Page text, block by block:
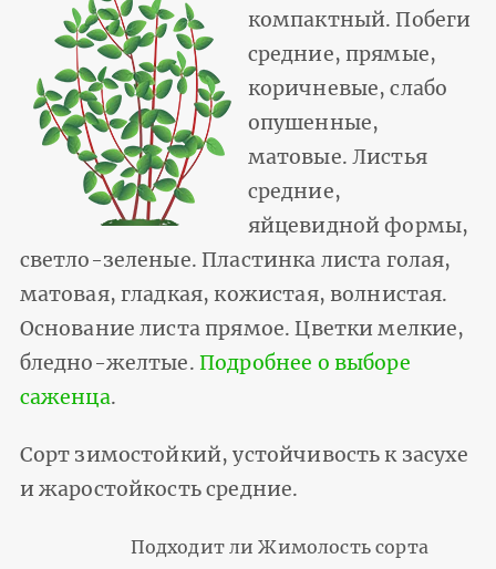
компактный. Побеги
средние, прямые,
коричневые, слабо
опушенные,
матовые. Листья
средние,
яйцевидной формы,
светло-зеленые. Пластинка листа голая,
матовая, гладкая, кожистая, волнистая.
Основание листа прямое. Цветки мелкие,
бледно-желтые. Подробнее о выборе
саженца.
Сорт зимостойкий, устойчивость к засухе
и жаростойкость средние.
Подходит ли Жимолость сорта